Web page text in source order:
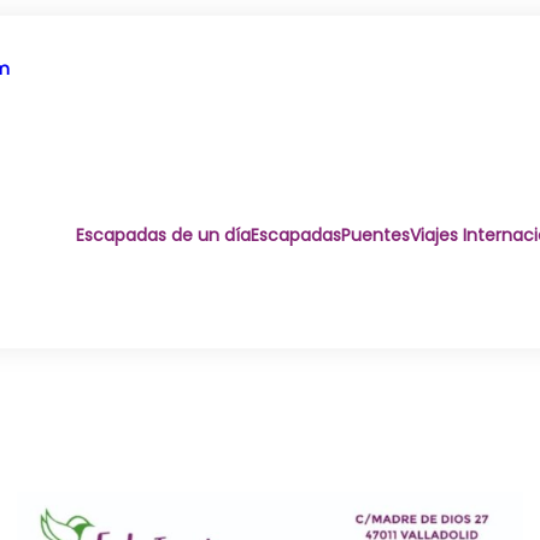
Escapadas de un díaEscapadasPuentesViajes